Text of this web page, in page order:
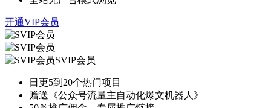
开通VIP会员
SVIP会员
日更5到20个热门项目
赠送《公众号流量主自动化爆文机器人》